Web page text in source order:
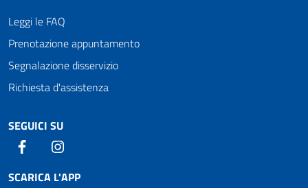
Leggi le FAQ
Prenotazione appuntamento
Segnalazione disservizio
Richiesta d'assistenza
SEGUICI SU
Facebook
SCARICA L'APP